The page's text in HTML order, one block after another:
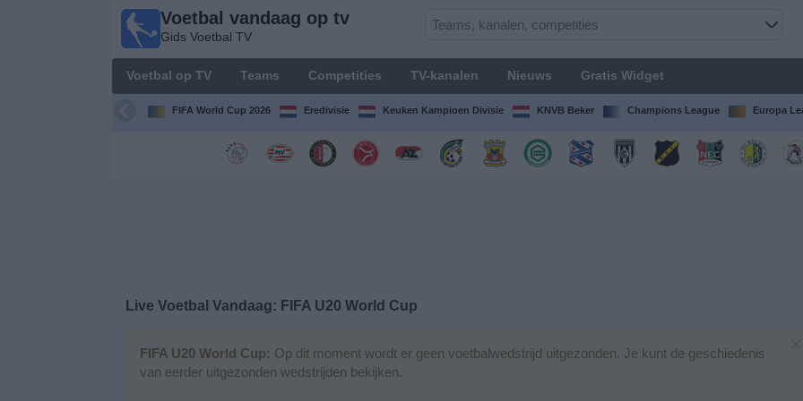
Voetbal vandaag op tv
Gids Voetbal TV
Voetbal op TV Teams Competities TV-kanalen Nieuws Gratis Widget
FIFA World Cup 2026 Eredivisie Keuken Kampioen Divisie KNVB Beker Champions League Europa
Live Voetbal Vandaag: FIFA U20 World Cup
FIFA U20 World Cup: Op dit moment wordt er geen voetbalwedstrijd uitgezonden. Je kunt de geschiedenis
van eerder uitgezonden wedstrijden bekijken.